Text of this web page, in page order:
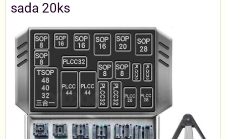
sada 20ks